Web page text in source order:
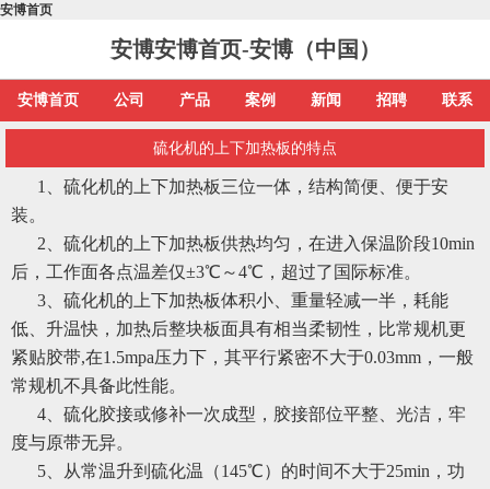
安博首页
安博安博首页-安博（中国）
安博首页 公司 产品 案例 新闻 招聘 联系
硫化机的上下加热板的特点
1、硫化机的上下加热板三位一体，结构简便、便于安
装。
2、硫化机的上下加热板供热均匀，在进入保温阶段10min
后，工作面各点温差仅±3℃～4℃，超过了国际标准。
3、硫化机的上下加热板体积小、重量轻减一半，耗能
低、升温快，加热后整块板面具有相当柔韧性，比常规机更
紧贴胶带,在1.5mpa压力下，其平行紧密不大于0.03mm，一般
常规机不具备此性能。
4、硫化胶接或修补一次成型，胶接部位平整、光洁，牢
度与原带无异。
5、从常温升到硫化温（145℃）的时间不大于25min，功